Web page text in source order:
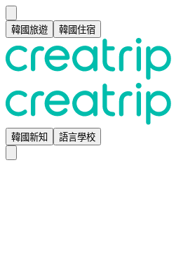
韓國旅遊 韓國住宿
韓國新知 語言學校